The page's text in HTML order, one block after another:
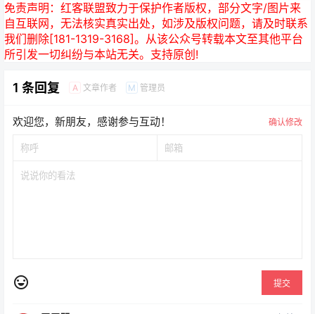
免责声明： 红客联盟致力于保护作者版权，部分文字/图片来
自互联网，无法核实真实出处，如涉及版权问题，请及时联系
我们删除[181-1319-3168]。从该公众号转载本文至其他平台
所引发一切纠纷与本站无关。支持原创!
1 条回复 A 文章作者 M 管理员
欢迎您，新朋友，感谢参与互动！ 确认修改
提交